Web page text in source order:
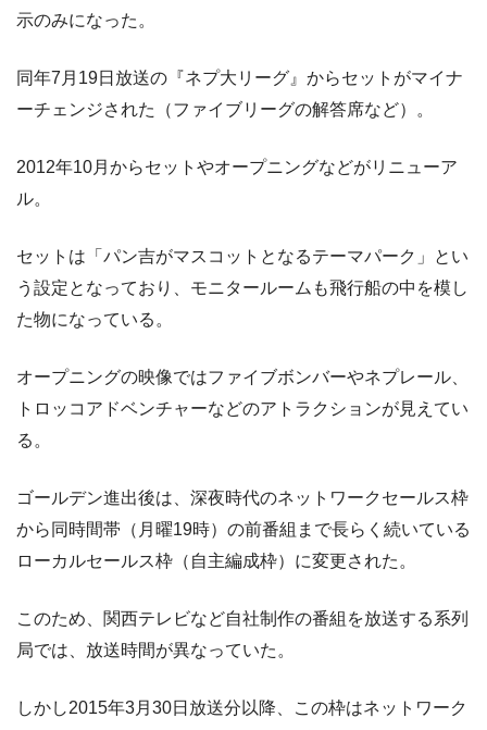
示のみになった。
同年7月19日放送の『ネプ大リーグ』からセットがマイナ
ーチェンジされた（ファイブリーグの解答席など）。
2012年10月からセットやオープニングなどがリニューア
ル。
セットは「パン吉がマスコットとなるテーマパーク」とい
う設定となっており、モニタールームも飛行船の中を模し
た物になっている。
オープニングの映像ではファイブボンバーやネプレール、
トロッコアドベンチャーなどのアトラクションが見えてい
る。
ゴールデン進出後は、深夜時代のネットワークセールス枠
から同時間帯（月曜19時）の前番組まで長らく続いている
ローカルセールス枠（自主編成枠）に変更された。
このため、関西テレビなど自社制作の番組を放送する系列
局では、放送時間が異なっていた。
しかし2015年3月30日放送分以降、この枠はネットワーク